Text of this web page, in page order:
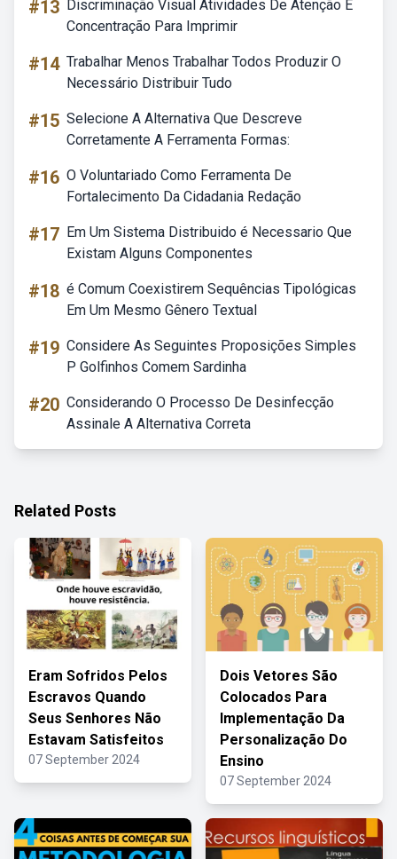
#13 Discriminação Visual Atividades De Atenção E
Concentração Para Imprimir
#14 Trabalhar Menos Trabalhar Todos Produzir O
Necessário Distribuir Tudo
#15 Selecione A Alternativa Que Descreve
Corretamente A Ferramenta Formas:
#16 O Voluntariado Como Ferramenta De
Fortalecimento Da Cidadania Redação
#17 Em Um Sistema Distribuido é Necessario Que
Existam Alguns Componentes
#18 é Comum Coexistirem Sequências Tipológicas
Em Um Mesmo Gênero Textual
#19 Considere As Seguintes Proposições Simples
P Golfinhos Comem Sardinha
#20 Considerando O Processo De Desinfecção
Assinale A Alternativa Correta
Related Posts
Eram Sofridos Pelos
Escravos Quando
Seus Senhores Não
Estavam Satisfeitos
07 September 2024
Dois Vetores São
Colocados Para
Implementação Da
Personalização Do
Ensino
07 September 2024